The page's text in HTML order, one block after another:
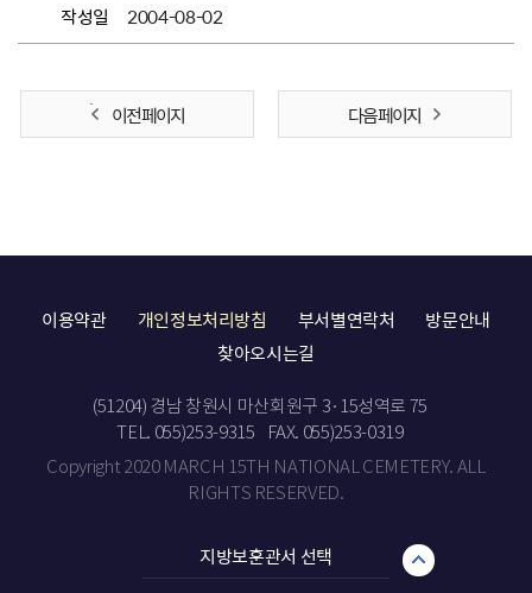
작성일
2004-08-02
이전 페이지 다음 페이지
이용약관 개인정보처리방침 부서별연락처
방문안내
찾아오시는길
(51204) 경남 창원시 마산회원구 3·15성역로 75
TEL. 055)253-9315
FAX. 055)253-0319
Copyright 2020 MARCH 15TH NATIONAL CEMETERY. ALL
RIGHTS RESERVED.
지방보훈관서 선택